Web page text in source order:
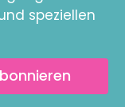
speziellen